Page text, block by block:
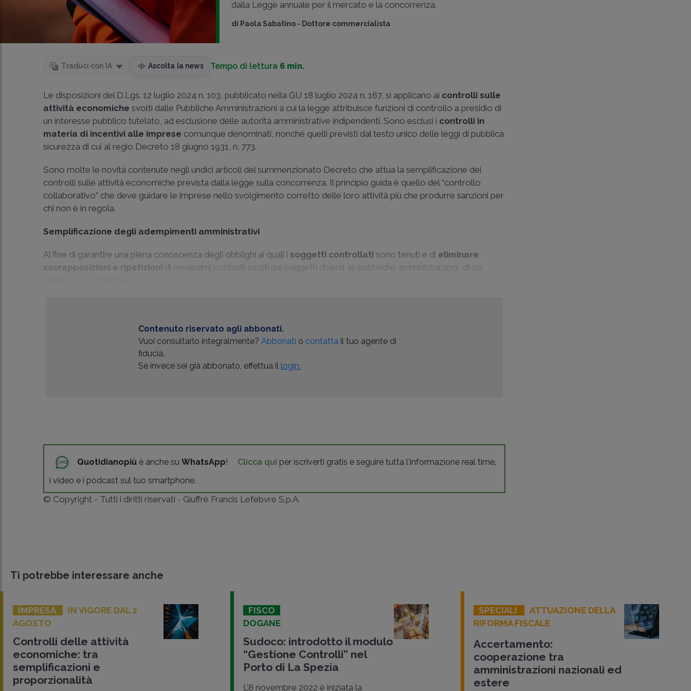
dalla Legge annuale per il mercato e la concorrenza.
di Paola Sabatino - Dottore commercialista
Traduci con IA Ascolta la news Tempo di lettura 6 min.
Le disposizioni del D.Lgs. 12 luglio 2024 n. 103, pubblicato nella GU 18 luglio 2024 n. 167, si applicano ai controlli sulle
attività economiche svolti dalle Pubbliche Amministrazioni a cui la legge attribuisce funzioni di controllo a presidio di
un interesse pubblico tutelato, ad esclusione delle autorità amministrative indipendenti. Sono esclusi i controlli in
materia di incentivi alle imprese comunque denominati, nonché quelli previsti dal testo unico delle leggi di pubblica
sicurezza di cui al regio Decreto 18 giugno 1931, n. 773.
Sono molte le novità contenute negli undici articoli del summenzionato Decreto che attua la semplificazione dei
controlli sulle attività economiche prevista dalla legge sulla concorrenza. Il principio guida è quello del “controllo
collaborativo” che deve guidare le imprese nello svolgimento corretto delle loro attività più che produrre sanzioni per
chi non è in regola.
Semplificazione degli adempimenti amministrativi
Al fine di garantire una piena conoscenza degli obblighi ai quali i soggetti controllati sono tenuti e di eliminare
sovrapposizioni e ripetizioni di medesimi controlli svolti dai soggetti diversi, le pubbliche amministrazioni, di cui
Contenuto riservato agli abbonati.
Vuoi consultarlo integralmente?Abbonati o contatta il tuo agente di
fiducia.
Se invece sei già abbonato, effettua il login.
Quotidianopiù è anche suWhatsApp! Clicca qui per iscriverti gratis e seguire tutta l'informazione real time,
i video e i podcast sul tuo smartphone.
© Copyright - Tutti i diritti riservati - Giuffrè Francis Lefebvre S.p.A.
Ti potrebbe interessare anche
IMPRESA
IN VIGORE DAL 2
AGOSTO
Controlli delle attività
economiche: tra
semplificazioni e
proporzionalità
FISCO
DOGANE
Sudoco: introdotto il modulo
“Gestione Controlli” nel
Porto di La Spezia
L’8 novembre 2022 è iniziata la
SPECIALI
ATTUAZIONE DELLA
RIFORMA FISCALE
Accertamento:
cooperazione tra
amministrazioni nazionali ed
estere